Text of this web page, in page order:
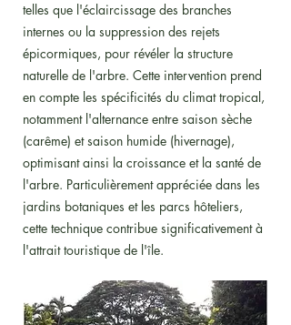
telles que l'éclaircissage des branches
internes ou la suppression des rejets
épicormiques, pour révéler la structure
naturelle de l'arbre. Cette intervention prend
en compte les spécificités du climat tropical,
notamment l'alternance entre saison sèche
(carême) et saison humide (hivernage),
optimisant ainsi la croissance et la santé de
l'arbre. Particulièrement appréciée dans les
jardins botaniques et les parcs hôteliers,
cette technique contribue significativement à
l'attrait touristique de l'île.